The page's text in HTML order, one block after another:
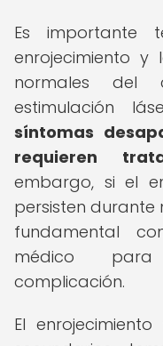
Es importante
enrojecimiento y
normales del
estimulación
síntomas
requieren
embargo, si el
persisten durante
fundamental
médico
complicación.
El